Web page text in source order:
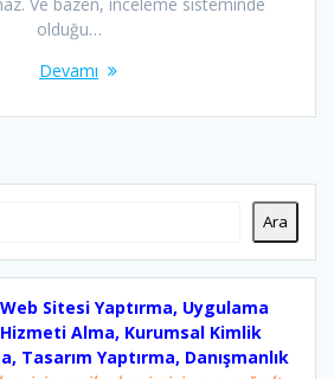
olduğu…
Devamı
Ara
Sitesi Yaptırma, Uygulama
Hizmeti Alma, Kurumsal Kimlik
Tasarım Yaptırma, Danışmanlık